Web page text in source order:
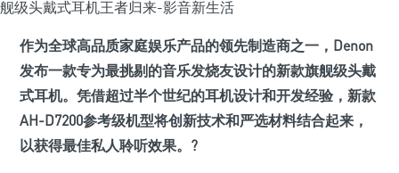
作为全球高品质家庭娱乐产品的领先制造商之一，Denon
发布一款专为最挑剔的音乐发烧友设计的新款旗舰级头戴
式耳机。凭借超过半个世纪的耳机设计和开发经验，新款
AH-D7200参考级机型将创新技术和严选材料结合起来，
以获得最佳私人聆听效果。?